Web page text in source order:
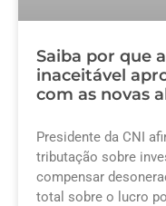
Saiba por que
inaceitável
com as novas
Presidente da CNI
tributação sobre
compensar
total sobre o lucro